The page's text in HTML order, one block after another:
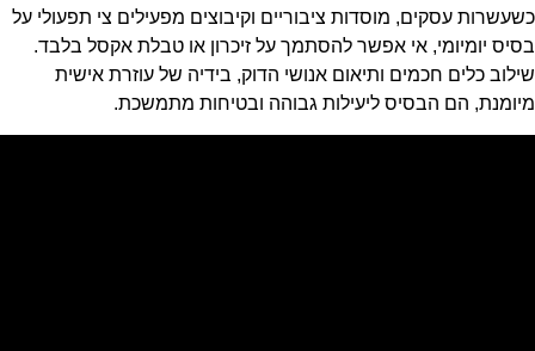
כשעשרות עסקים, מוסדות ציבוריים וקיבוצים מפעילים צי תפעולי על
בסיס יומיומי, אי אפשר להסתמך על זיכרון או טבלת אקסל בלבד.
שילוב כלים חכמים ותיאום אנושי הדוק, בידיה של עוזרת אישית
מיומנת, הם הבסיס ליעילות גבוהה ובטיחות מתמשכת.